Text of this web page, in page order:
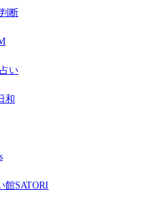
断
い
和
館SATORI